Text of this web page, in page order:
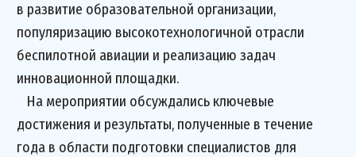
в развитие образовательной организации,
популяризацию высокотехнологичной отрасли
беспилотной авиации и реализацию задач
инновационной площадки.
На мероприятии обсуждались ключевые
достижения и результаты, полученные в течение
года в области подготовки специалистов для